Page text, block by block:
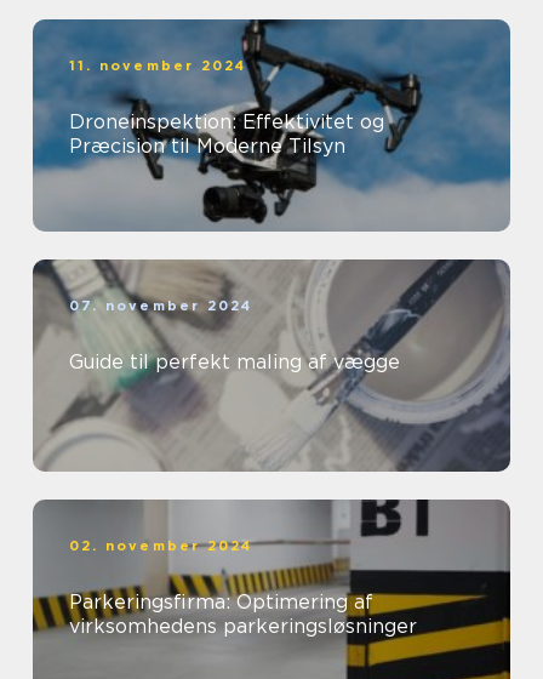
11. november 2024
Droneinspektion: Effektivitet og
Præcision til Moderne Tilsyn
07. november 2024
Guide til perfekt maling af vægge
02. november 2024
Parkeringsfirma: Optimering af
virksomhedens parkeringsløsninger